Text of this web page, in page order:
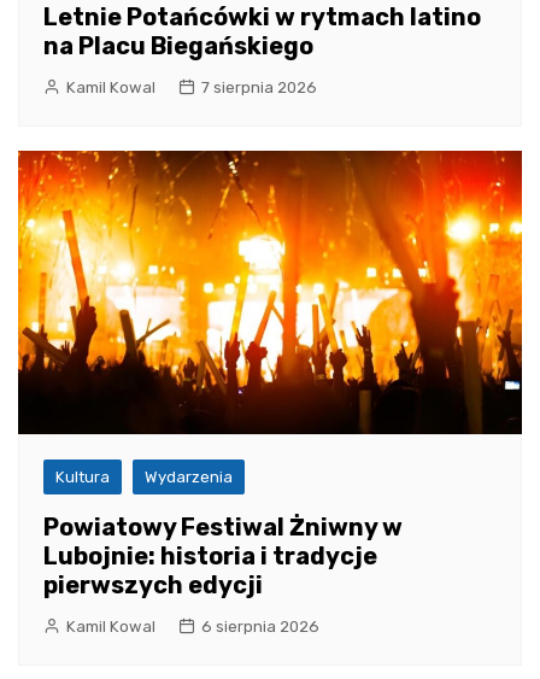
Letnie Potańcówki w rytmach latino
na Placu Biegańskiego
Kamil Kowal 7 sierpnia 2026
Kultura Wydarzenia
Powiatowy Festiwal Żniwny w
Lubojnie: historia i tradycje
pierwszych edycji
Kamil Kowal 6 sierpnia 2026